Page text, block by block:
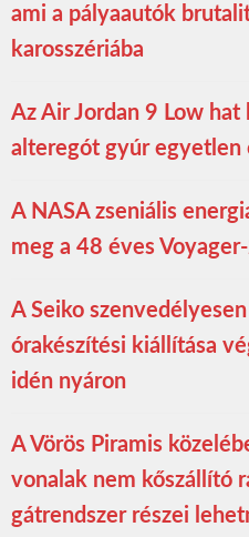
ami a pályaautók
karosszériába
Az Air Jordan 9 Low
alteregót gyúr egyetlen
A NASA zseniális
meg a 48 éves
A Seiko
órakészítési kiállítása
idén nyáron
A Vörös Piramis
vonalak nem kőszállító
gátrendszer részei